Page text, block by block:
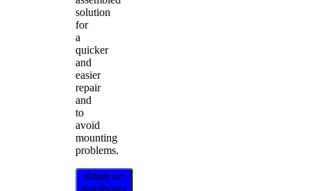
solution
for
a
quicker
and
easier
repair
and
to
avoid
mounting
problems.
Găsiți un